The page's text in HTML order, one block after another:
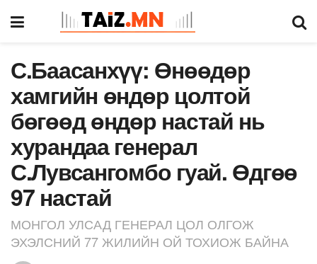
С.Баасанхүү: Өнөөдөр
хамгийн өндөр цолтой
бөгөөд өндөр настай нь
хурандаа генерал
С.Лувсангомбо гуай. Өдгөө
97 настай
МОНГОЛ УЛСАД ГЕНЕРАЛ ЦОЛ ОЛГОЖ
ЭХЭЛСНИЙ 77 ЖИЛИЙН ОЙ ТОХИОЖ БАЙНА